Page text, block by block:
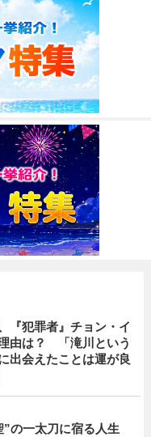
『犯罪者』チョン・イ
由は？ 「滝川という
出会えたことは運が良
”の一太刀に宿る人生